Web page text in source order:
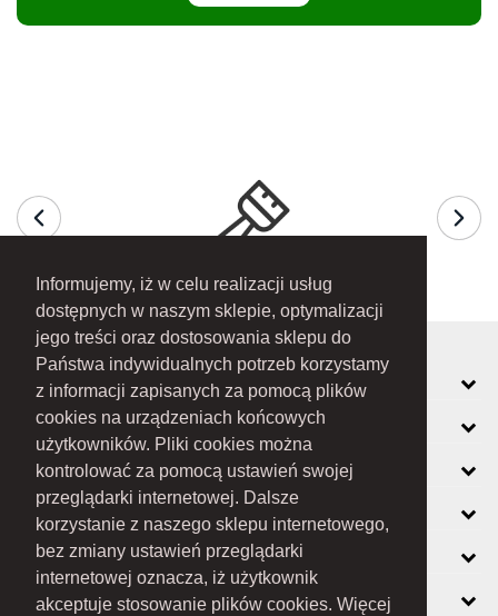
Informujemy, iż w celu realizacji usług
dostępnych w naszym sklepie, optymalizacji
jego treści oraz dostosowania sklepu do
Państwa indywidualnych potrzeb korzystamy
z informacji zapisanych za pomocą plików
cookies na urządzeniach końcowych
użytkowników. Pliki cookies można
kontrolować za pomocą ustawień swojej
przeglądarki internetowej. Dalsze
korzystanie z naszego sklepu internetowego,
bez zmiany ustawień przeglądarki
internetowej oznacza, iż użytkownik
akceptuje stosowanie plików cookies. Więcej
MOJE KONTO
INFORMACJE
O FIRMIE
ZOBACZ RÓWNIEŻ
KONTAKT
NEWSLETTER